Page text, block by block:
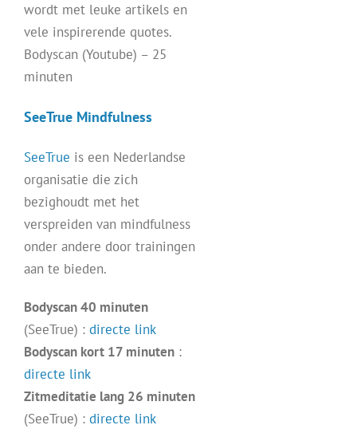
wordt met leuke artikels en
vele inspirerende quotes.
Bodyscan (Youtube) – 25
minuten
SeeTrue Mindfulness
SeeTrue is een Nederlandse
organisatie die zich
bezighoudt met het
verspreiden van mindfulness
onder andere door trainingen
aan te bieden.
Bodyscan 40 minuten
(SeeTrue) : directe link
Bodyscan kort 17 minuten :
directe link
Zitmeditatie lang 26 minuten
(SeeTrue) : directe link